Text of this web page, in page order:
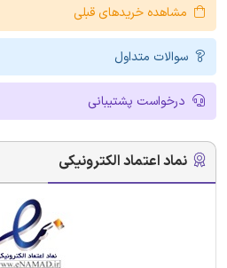
مشاهده خریدهای قبلی
سوالات متداول
درخواست پشتیبانی
نماد اعتماد الکترونیکی